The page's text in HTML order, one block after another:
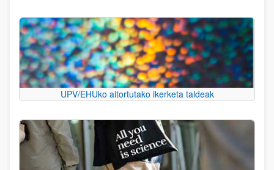
UPV/EHUko aitortutako ikerketa taldeak